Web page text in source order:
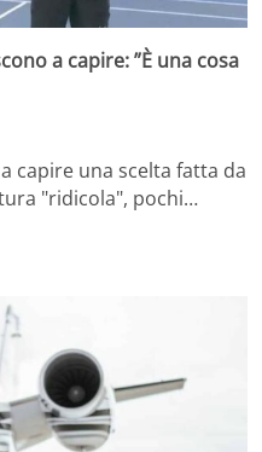
a capire: ”È una cosa
capire una scelta fatta da
"ridicola", pochi…